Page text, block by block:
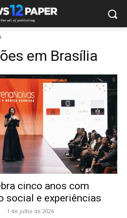
em Brasília
cinco anos com
social e experiências
- 1 de julho de 2026